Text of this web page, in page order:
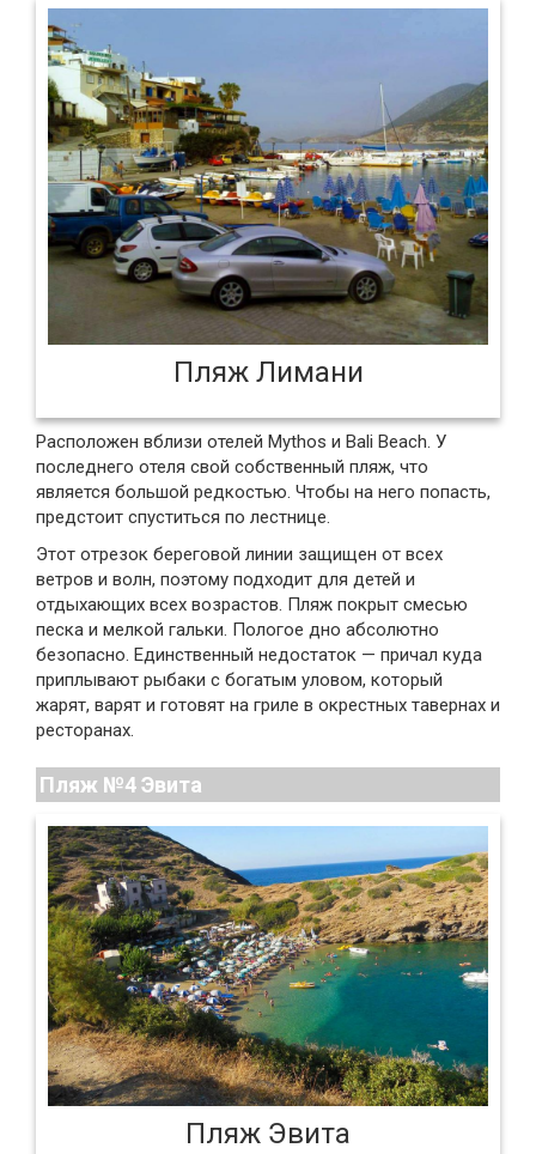
Пляж Лимани
Расположен вблизи отелей Mythos и Bali Beach. У
последнего отеля свой собственный пляж, что
является большой редкостью. Чтобы на него попасть,
предстоит спуститься по лестнице.
Этот отрезок береговой линии защищен от всех
ветров и волн, поэтому подходит для детей и
отдыхающих всех возрастов. Пляж покрыт смесью
песка и мелкой гальки. Пологое дно абсолютно
безопасно. Единственный недостаток — причал куда
приплывают рыбаки с богатым уловом, который
жарят, варят и готовят на гриле в окрестных тавернах и
ресторанах.
Пляж №4 Эвита
Пляж Эвита